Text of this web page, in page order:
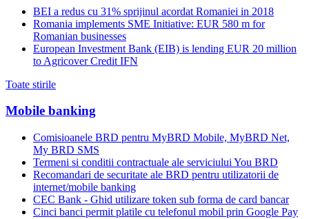
BEI a redus cu 31% sprijinul acordat Romaniei in 2018
Romania implements SME Initiative: EUR 580 m for
Romanian businesses
European Investment Bank (EIB) is lending EUR 20 million
to Agricover Credit IFN
Toate stirile
Mobile banking
Comisioanele BRD pentru MyBRD Mobile, MyBRD Net,
My BRD SMS
Termeni si conditii contractuale ale serviciului You BRD
Recomandari de securitate ale BRD pentru utilizatorii de
internet/mobile banking
CEC Bank - Ghid utilizare token sub forma de card bancar
Cinci banci permit platile cu telefonul mobil prin Google Pay